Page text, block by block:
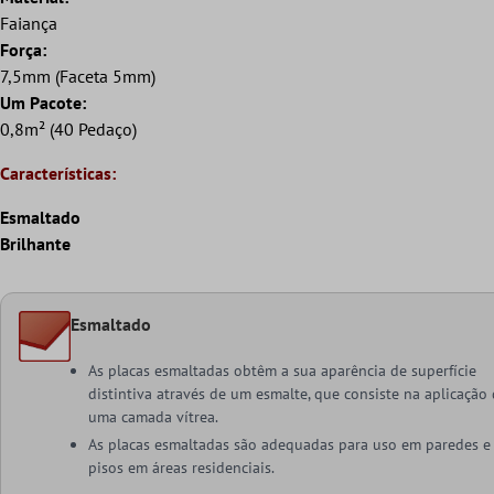
Faiança
Força:
7,5mm (Faceta 5mm)
Um Pacote:
0,8m² (40 Pedaço)
Características:
Esmaltado
Brilhante
Esmaltado
As placas esmaltadas obtêm a sua aparência de superfície
distintiva através de um esmalte, que consiste na aplicação
uma camada vítrea.
As placas esmaltadas são adequadas para uso em paredes e
pisos em áreas residenciais.